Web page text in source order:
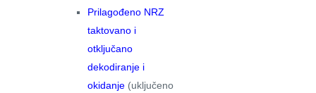
Prilagođeno NRZ
taktovano i
otključano
dekodiranje i
okidanje (uključeno